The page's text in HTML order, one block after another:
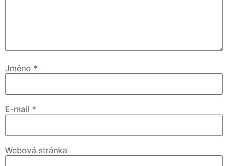
Jméno *
E-mail *
Webová stránka